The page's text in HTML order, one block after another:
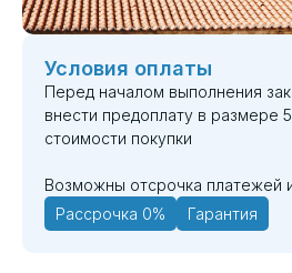
Условия оплаты
Перед началом выполнения
внести предоплату в размере
стоимости покупки
Возможны отсрочка платежей
Рассрочка 0%
Гарантия